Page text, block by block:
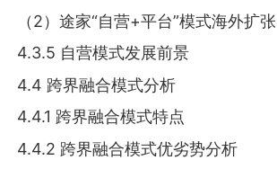
（2）途家“自营+平台”模式海外扩张
4.3.5 自营模式发展前景
4.4 跨界融合模式分析
4.4.1 跨界融合模式特点
4.4.2 跨界融合模式优劣势分析